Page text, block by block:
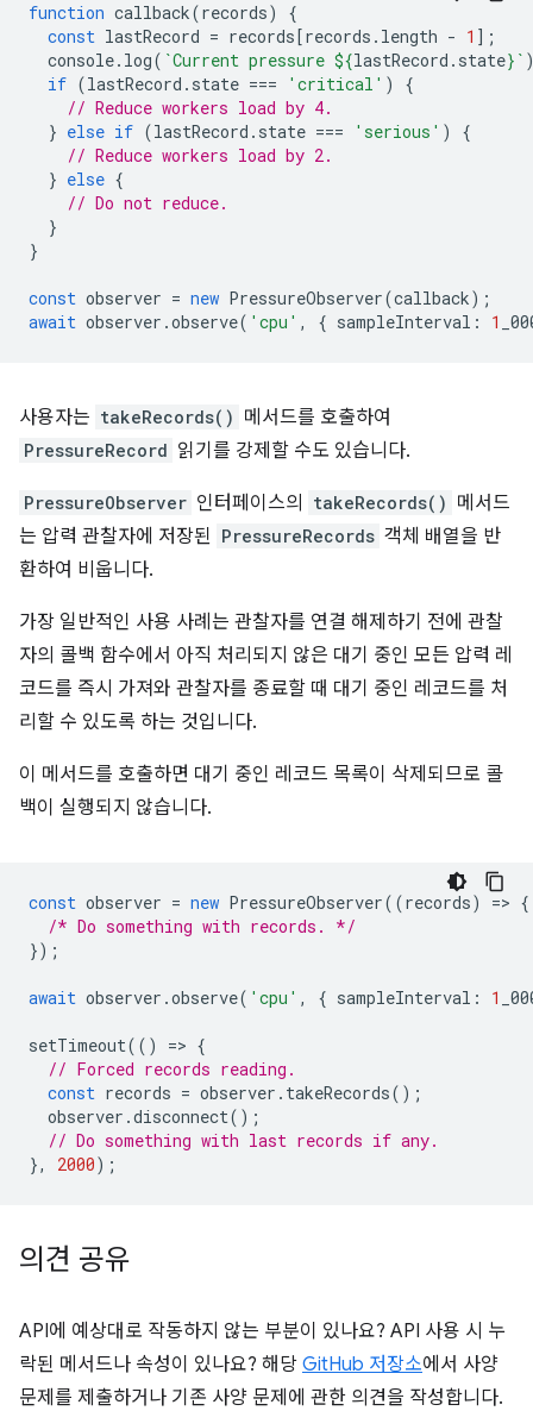
function callback(records)
{
const lastRecord = records[records . length - 1 ];
console. log( `Current pressure ${lastRecord . state} `
if (lastRecord . state === 'critical' )
{
// Reduce workers load by 4.
} else if (lastRecord . state === 'serious' )
{
// Reduce workers load by 2.
} else {
// Do not reduce.
}
}
const observer = new PressureObserver(callback);
await observer .observe( 'cpu' , { sampleInterval : 1
사용자는 takeRecords() 메서드를 호출하여
PressureRecord 읽기를 강제할 수도 있습니다.
PressureObserver 인터페이스의 takeRecords() 메서드
는 압력 관찰자에 저장된 PressureRecords 객체 배열을 반
환하여 비웁니다.
가장 일반적인 사용 사례는 관찰자를 연결 해제하기 전에 관찰
자의 콜백 함수에서 아직 처리되지 않은 대기 중인 모든 압력 레
코드를 즉시 가져와 관찰자를 종료할 때 대기 중인 레코드를 처
리할 수 있도록 하는 것입니다.
이 메서드를 호출하면 대기 중인 레코드 목록이 삭제되므로 콜
백이 실행되지 않습니다.
const observer = new PressureObserver((records) => {
/* Do something with records. */
});
await observer .observe( 'cpu' , { sampleInterval : 1
setTimeout(() => {
// Forced records reading.
const records = observer . takeRecords();
observer .disconnect();
// Do something with last records if any.
},
2000);
의견 공유
API에 예상대로 작동하지 않는 부분이 있나요? API 사용 시 누
락된 메서드나 속성이 있나요? 해당 GitHub 저장소에서 사양
문제를 제출하거나 기존 사양 문제에 관한 의견을 작성합니다.